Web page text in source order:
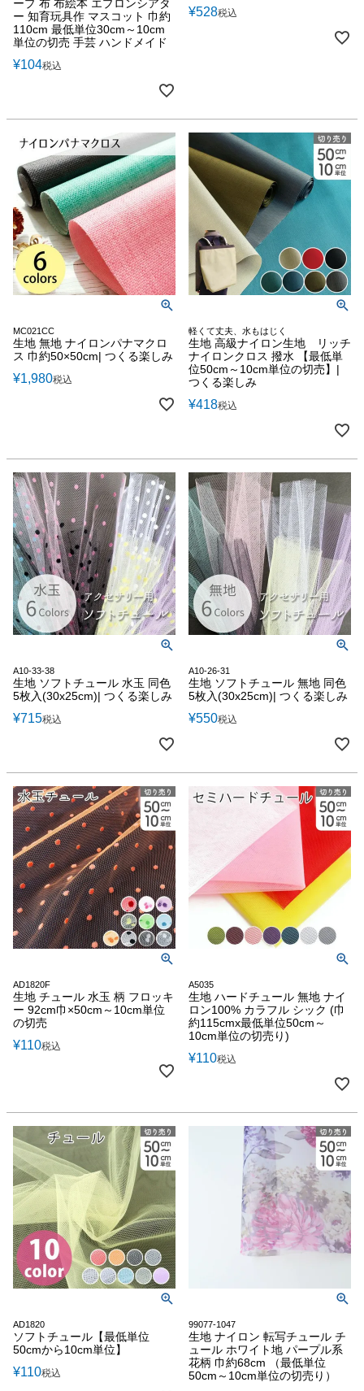
ープ 布 布絵本 エプロンシアタ
ー 知育玩具作 マスコット 巾約
110cm 最低単位30cm～10cm
単位の切売 手芸 ハンドメイド
¥104税込
¥528税込
MC021CC
生地 無地 ナイロンパナマクロ
ス 巾約50×50cm| つくる楽しみ
¥1,980税込
軽くて丈夫、水もはじく
生地 高級ナイロン生地 リッチ
ナイロンクロス 撥水 【最低単
位50cm～10cm単位の切売】|
つくる楽しみ
¥418税込
A10-33-38
生地 ソフトチュール 水玉 同色
5枚入(30x25cm)| つくる楽しみ
¥715税込
A10-26-31
生地 ソフトチュール 無地 同色
5枚入(30x25cm)| つくる楽しみ
¥550税込
AD1820F
生地 チュール 水玉 柄 フロッキ
ー 92cm巾×50cm～10cm単位
の切売
¥110税込
A5035
生地 ハードチュール 無地 ナイ
ロン100% カラフル シック (巾
約115cmx最低単位50cm～
10cm単位の切売り)
¥110税込
AD1820
ソフトチュール【最低単位
50cmから10cm単位】
¥110税込
99077-1047
生地 ナイロン 転写チュール チ
ュール ホワイト地 パープル系
花柄 巾約68cm （最低単位
50cm～10cm単位の切売り）